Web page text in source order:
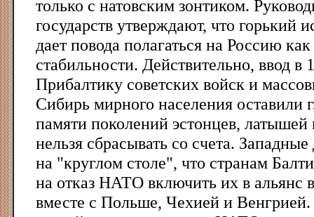
только с натовским зонтиком.
государств утверждают, что горький
дает повода полагаться на Россию как
стабильности. Действительно, ввод в
Прибалтику советских войск и
Сибирь мирного населения оставили
памяти поколений эстонцев, латышей
нельзя сбрасывать со счета.
на "круглом столе", что странам
на отказ НАТО включить их в альянс
вместе с Польше, Чехией и Венгрией.